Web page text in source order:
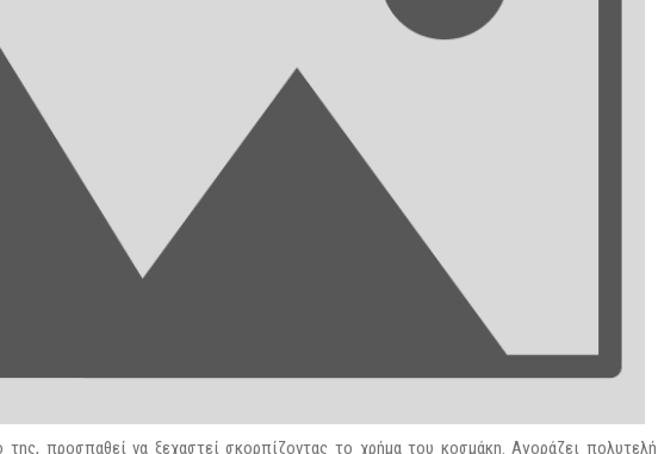
προσπαθεί να ξεχαστεί σκορπίζοντας το χρήμα του κοσμάκη. Αγοράζει πολυτελή